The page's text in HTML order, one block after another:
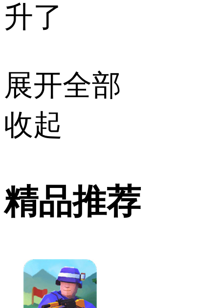
升了
展开全部
收起
精品推荐